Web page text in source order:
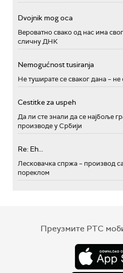
Dvojnik mog oca
Вероватно свако од нас има
сличну ДНК
Nemogućnost tusiranja
Не туширате се сваког дана – не
Cestitke za uspeh
Да ли сте знали да се најбоље
производе у Србији
Re: Eh...
Лесковачка спржа – производ
пореклом
Преузмите РТС